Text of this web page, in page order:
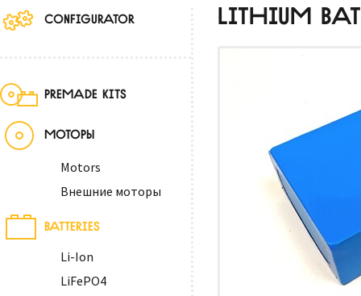
CONFIGURATOR
PREMADE KITS
МОТОРЫ
Motors
Внешние моторы
BATTERIES
Li-Ion
LiFePO4
LITHIUM